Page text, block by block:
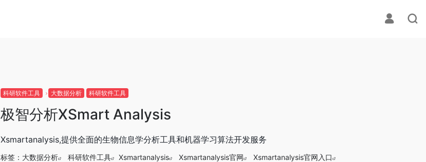
科研软件工具 大数据分析 科研软件工具
极智分析XSmart Analysis
Xsmartanalysis,提供全面的生物信息学分析工具和机器学习算法开发服务
标签： 大数据分析 科研软件工具 Xsmartanalysis Xsmartanalysis官网
Xsmartanalysis官网入口